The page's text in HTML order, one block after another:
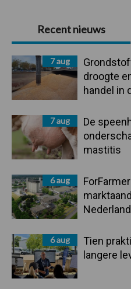
Primaire
Sidebar
Recent nieuws
7 aug
droogte
handel in
7 aug
De
mastitis
6 aug
6 aug
Tien
langere